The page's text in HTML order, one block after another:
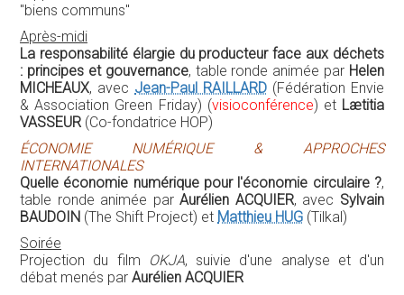
Soirée
Projection du film
débat menés par Aurélien ACQUIER
Jeudi 3 juin
ENTREPRISES, MARCHES, TECHNOLOGIES
Matin
Entreprises, nouveaux modes de coopération pour
l'économie circulaire, table ronde animée parAurélien
ACQUIER & Valentina CARBONE, avecFannie DERENCHY
(Groupe La Poste) [Les relations entre acteurs de la
Poste et sa filiale Recygo] et
[Les Deux Rives. Le récit d'un quartier circulaire]
(visioconférence